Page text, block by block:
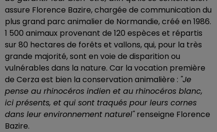
assure Florence Bazire, chargée de communication du
plus grand parc animalier de Normandie, créé en 1986.
1 500 animaux provenant de 120 espèces et répartis
sur 80 hectares de forêts et vallons, qui, pour la très
grande majorité, sont en voie de disparition ou
vulnérables dans la nature. Car la vocation première
de Cerza est bien la conservation animalière : "Je
pense au rhinocéros indien et au rhinocéros blanc,
ici présents, et qui sont traqués pour leurs cornes
dans leur environnement naturel"renseigne Florence
Bazire.